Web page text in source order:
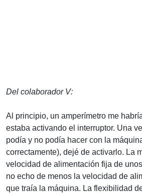
Del colaborador V:
Al principio, un amperímetro me
estaba activando el interruptor. Una
podía y no podía hacer con la
correctamente), dejé de activarlo. La
velocidad de alimentación fija de
no echo de menos la velocidad de
que traía la máquina. La flexibilidad